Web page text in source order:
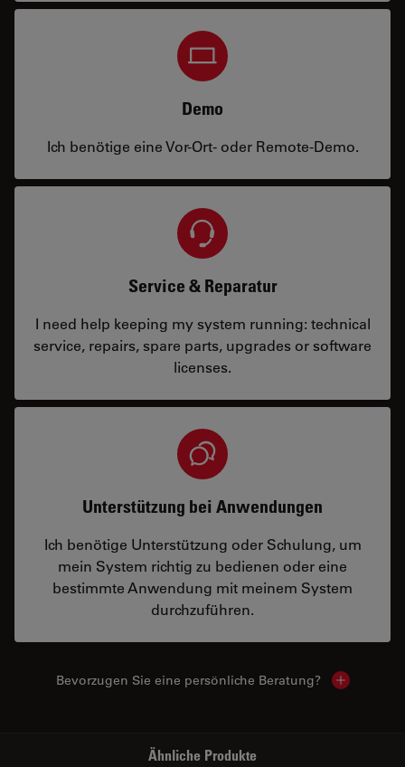
Demo
Ich benötige eine Vor-Ort- oder Remote-Demo.
Service & Reparatur
I need help keeping my system running: technical
service, repairs, spare parts, upgrades or software
licenses.
Unterstützung bei Anwendungen
Ich benötige Unterstützung oder Schulung, um
mein System richtig zu bedienen oder eine
bestimmte Anwendung mit meinem System
durchzuführen.
Bevorzugen Sie eine persönliche Beratung? Show
Ähnliche Produkte